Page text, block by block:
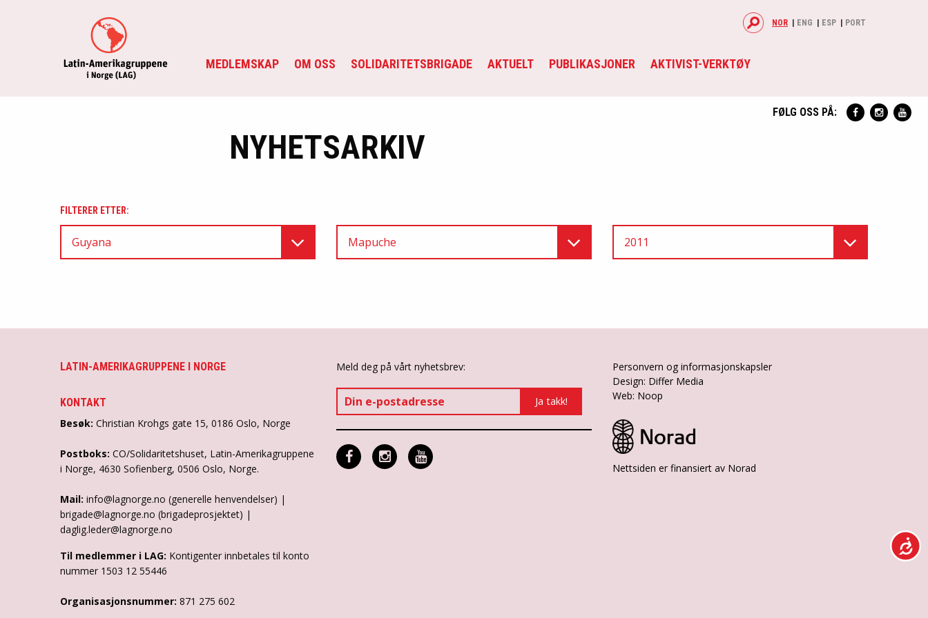
MEDLEMSKAP OM OSS SOLIDARITETSBRIGADE AKTUELT PUBLIKASJONER AKTIVIST-VERKTØY
NOR ENG ESP PORT
FØLG OSS PÅ:
NYHETSARKIV
FILTERER ETTER:
Guyana Mapuche 2011
LATIN-AMERIKAGRUPPENE I NORGE
KONTAKT
Besøk: Christian Krohgs gate 15, 0186 Oslo, Norge
Postboks: CO/Solidaritetshuset, Latin-Amerikagruppene
i Norge, 4630 Sofienberg, 0506 Oslo, Norge.
Mail: info@lagnorge.no (generelle henvendelser) |
brigade@lagnorge.no (brigadeprosjektet) |
daglig.leder@lagnorge.no
Til medlemmer i LAG: Kontigenter innbetales til konto
nummer 1503 12 55446
Organisasjonsnummer: 871 275 602
Meld deg på vårt nyhetsbrev:
Personvern og informasjonskapsler
Design: Differ Media
Web: Noop
Nettsiden er finansiert av Norad